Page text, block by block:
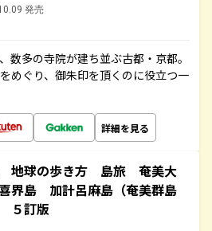
発売
数多の寺院が建ち並ぶ古都・京都。
めぐり、御朱印を頂くのに役立つ一
詳細を見る
地球の歩き方 島旅 奄美大
界島 加計呂麻島（奄美群島
５訂版